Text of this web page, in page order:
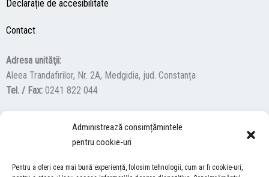
Administrează consimțămintele
pentru cookie-uri
Pentru a oferi cea mai bună experiență, folosim tehnologii, cum ar fi cookie-uri,
Declarație de accesibilitate
Contact
Adresa unităţii:
Aleea Trandafirilor, Nr. 2A, Medgidia, jud. Constanța
Tel. / Fax: 0241 822 044
F
a
c
Y
u
I
s
ACCES NEVĂZĂTORI